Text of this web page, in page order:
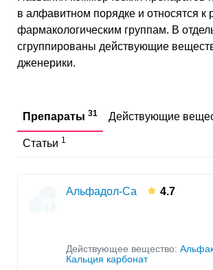
в алфавитном порядке и относятся к
фармакологическим группам. В
сгруппированы действующие
дженерики.
Препараты 31 Действующие
Статьи 1
Альфадол-Ca 4.7
Действующее вещество:
Кальция карбонат